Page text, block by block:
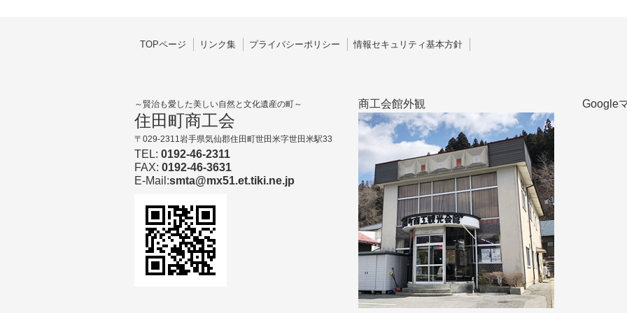
TOPページ リンク集 プライバシーポリシー 情報セキュリティ基本方針
～賢治も愛した美しい自然と文化遺産の町～
住田町商工会
〒029-2311岩手県気仙郡住田町世田米字世田米駅33
TEL: 0192-46-2311
FAX: 0192-46-3631
E-Mail:smta@mx51.et.tiki.ne.jp
商工会館外観 Google